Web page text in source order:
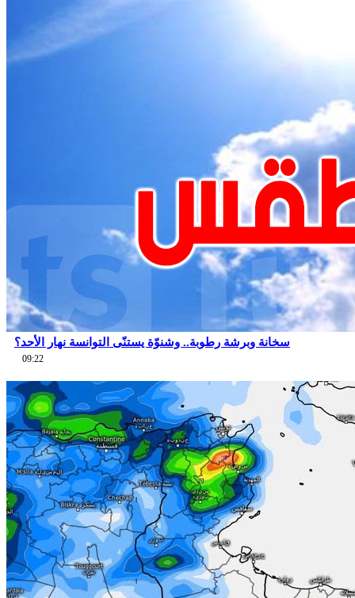
سخانة وبرشة رطوبة.. وشنوّة يستنّى التوانسة نهار الأحد؟
09:22